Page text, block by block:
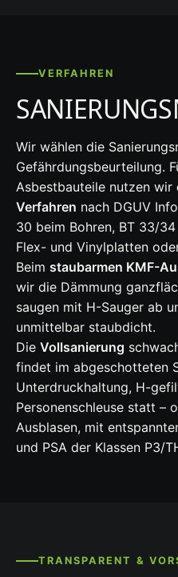
VERFAHREN
Wir wählen die
Gefährdungsbeurteilung.
Asbestbauteile nutzen wir
Verfahren nach DGUV
30 beim Bohren, BT 33/
Flex- und Vinylplatten
Beim staubarmen KMF-
wir die Dämmung
saugen mit H-Sauger ab
unmittelbar staubdicht.
Die Vollsanierung
findet im abgeschotteten
Unterdruckhaltung, H-
Personenschleuse statt –
Ausblasen, mit
und PSA der Klassen P3/
TRANSPARENT &